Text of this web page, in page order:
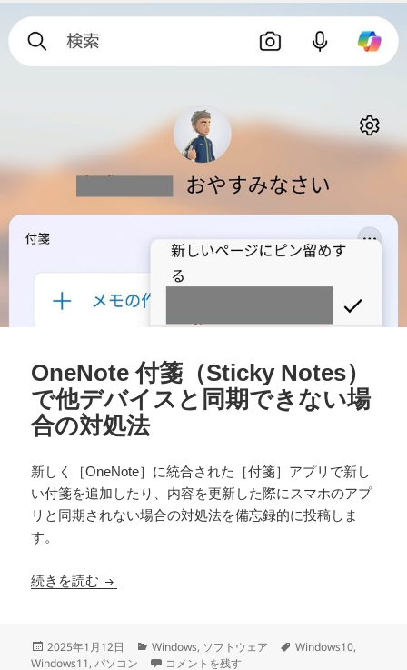
OneNote 付箋（Sticky Notes）
で他デバイスと同期できない場
合の対処法
新しく［OneNote］に統合された［付箋］アプリで新し
い付箋を追加したり、内容を更新した際にスマホのアプ
リと同期されない場合の対処法を備忘録的に投稿しま
す。
続きを読む OneNote 付箋（Sticky Notes）で他デバイスと同
投
稿
2025年1月12日
カ
テ
Windows, ソフトウェア
タ
Windows10,
Windows11,パソコン OneNote 付箋（Sticky Notes）で他デバイスと
コメントを残す